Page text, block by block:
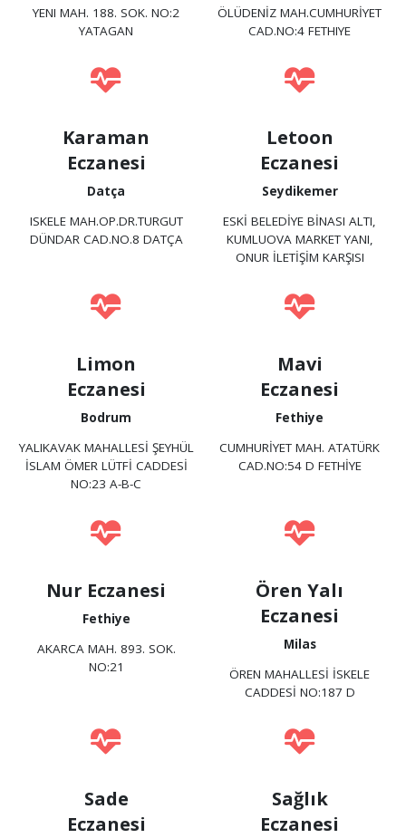
YENI MAH. 188. SOK. NO:2
YATAGAN
ÖLÜDENİZ MAH.CUMHURİYET
CAD.NO:4 FETHIYE
Karaman
Eczanesi
Datça
ISKELE MAH.OP.DR.TURGUT
DÜNDAR CAD.NO.8 DATÇA
Letoon
Eczanesi
Seydikemer
ESKİ BELEDİYE BİNASI ALTI,
KUMLUOVA MARKET YANI,
ONUR İLETİŞİM KARŞISI
Limon
Eczanesi
Bodrum
YALIKAVAK MAHALLESİ ŞEYHÜL
İSLAM ÖMER LÜTFİ CADDESİ
NO:23 A-B-C
Mavi
Eczanesi
Fethiye
CUMHURİYET MAH. ATATÜRK
CAD.NO:54 D FETHİYE
Nur Eczanesi
Fethiye
AKARCA MAH. 893. SOK.
NO:21
Ören Yalı
Eczanesi
Milas
ÖREN MAHALLESİ İSKELE
CADDESİ NO:187 D
Sade
Eczanesi
Sağlık
Eczanesi